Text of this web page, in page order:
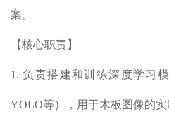
案。
【核心职责】
1. 负责搭建和训练深度学习
YOLO等），用于木板图像的实